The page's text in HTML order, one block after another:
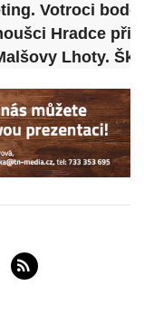
Votroci
Hradce
Lhoty.